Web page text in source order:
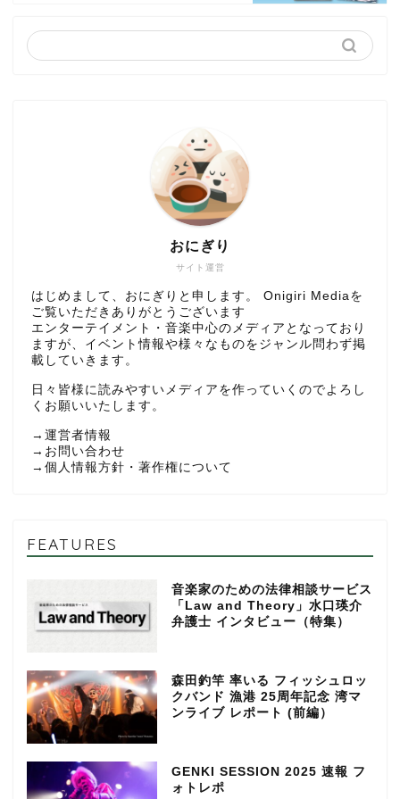
サイト運営
おにぎり
はじめまして、おにぎりと申します。 Onigiri Mediaを
ご覧いただきありがとうございます
エンターテイメント・音楽中心のメディアとなっており
ますが、イベント情報や様々なものをジャンル問わず掲
載していきます。
日々皆様に読みやすいメディアを作っていくのでよろし
くお願いいたします。
→ 運営者情報
→ お問い合わせ
→ 個人情報方針・著作権について
FEATURES
音楽家のための法律相談サービス
「Law and Theory」水口瑛介
弁護士 インタビュー（特集）
森田釣竿 率いる フィッシュロッ
クバンド 漁港 25周年記念 湾マ
ンライブ レポート (前編）
GENKI SESSION 2025 速報 フ
ォトレポ